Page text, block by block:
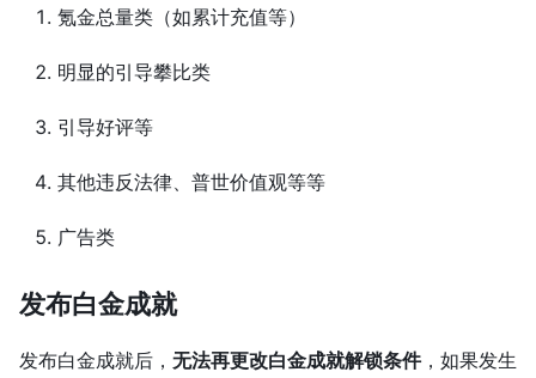
氪金总量类（如累计充值等）
明显的引导攀比类
引导好评等
其他违反法律、普世价值观等等
广告类
发布白金成就
发布白金成就后， 无法再更改白金成就解锁条件，如果发生